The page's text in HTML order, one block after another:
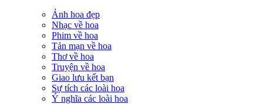
Ảnh hoa đẹp
Nhạc về hoa
Phim về hoa
Tản mạn về hoa
Thơ về hoa
Truyện về hoa
Giao lưu kết bạn
Sự tích các loài hoa
Ý nghĩa các loài hoa